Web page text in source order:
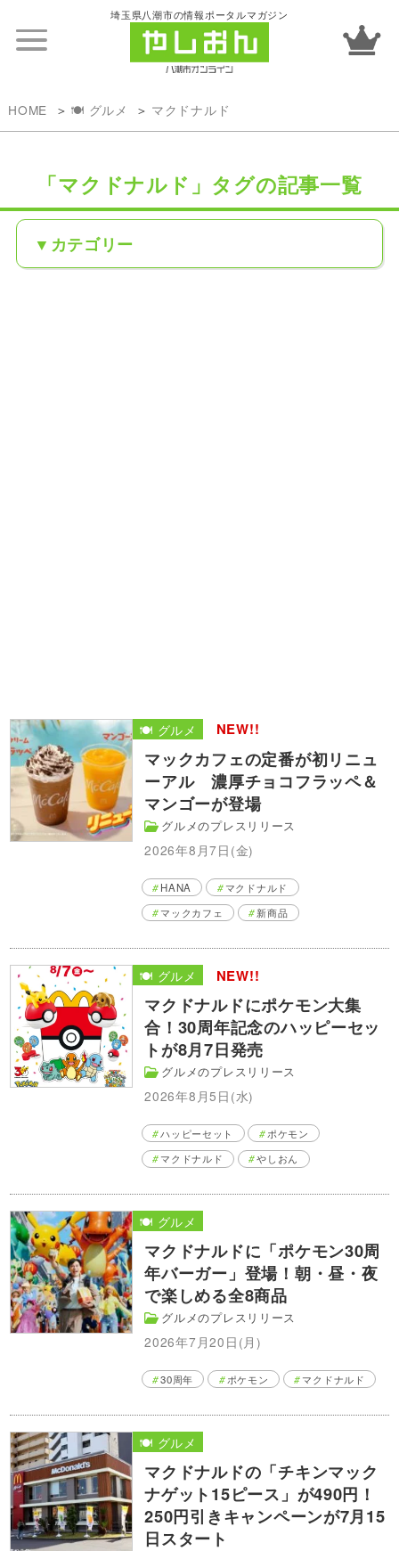
埼玉県八潮市の情報ポータルマガジン
HOME 🍽️ グルメ マクドナルド
「マクドナルド」タグの記事一覧
カテゴリー
マックカフェの定番が初リニュ
ーアル 濃厚チョコフラッペ＆
マンゴーが登場
グルメのプレスリリース
2026年8月7日(金)
🍽️ グルメ NEW!!
HANA
マクドナルド
マックカフェ
新商品
マクドナルドにポケモン大集
合！30周年記念のハッピーセッ
トが8月7日発売
グルメのプレスリリース
2026年8月5日(水)
🍽️ グルメ NEW!!
ハッピーセット
ポケモン
マクドナルド
やしおん
マクドナルドに「ポケモン30周
年バーガー」登場！朝・昼・夜
で楽しめる全8商品
グルメのプレスリリース
2026年7月20日(月)
🍽️ グルメ
30周年 ポケモン マクドナルド
マクドナルドの「チキンマック
ナゲット15ピース」が490円！
250円引きキャンペーンが7月15
日スタート
🍽️ グルメ